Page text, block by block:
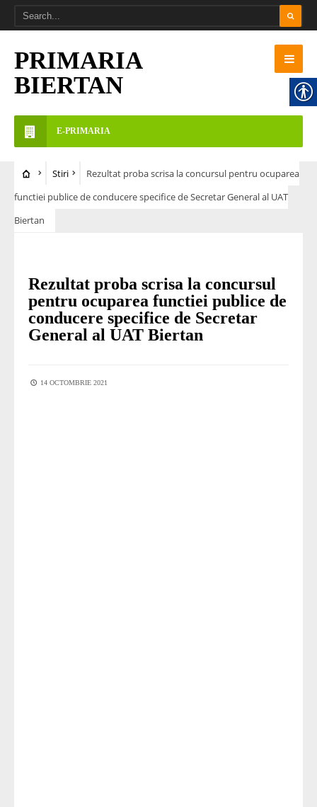
PRIMARIA
BIERTAN
E-PRIMARIA
Stiri
Rezultat proba scrisa la concursul pentru ocuparea
functiei publice de conducere specifice de Secretar General al UAT
Biertan
Rezultat proba scrisa la concursul
pentru ocuparea functiei publice de
conducere specifice de Secretar
General al UAT Biertan
14 OCTOMBRIE 2021